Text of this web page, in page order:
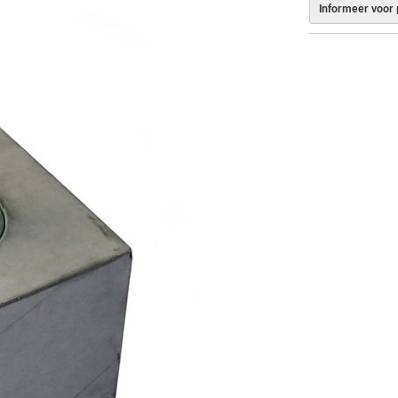
Informeer voor